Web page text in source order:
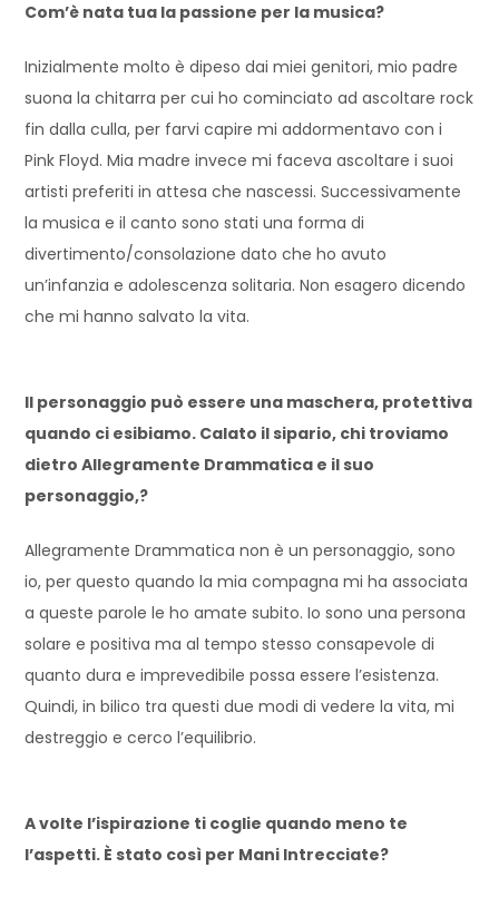
Com’è nata tua la passione per la musica?
Inizialmente molto è dipeso dai miei genitori, mio padre
suona la chitarra per cui ho cominciato ad ascoltare rock
fin dalla culla, per farvi capire mi addormentavo con i
Pink Floyd. Mia madre invece mi faceva ascoltare i suoi
artisti preferiti in attesa che nascessi. Successivamente
la musica e il canto sono stati una forma di
divertimento/consolazione dato che ho avuto
un’infanzia e adolescenza solitaria. Non esagero dicendo
che mi hanno salvato la vita.
Il personaggio può essere una maschera, protettiva
quando ci esibiamo. Calato il sipario, chi troviamo
dietro Allegramente Drammatica e il suo
personaggio,?
Allegramente Drammatica non è un personaggio, sono
io, per questo quando la mia compagna mi ha associata
a queste parole le ho amate subito. Io sono una persona
solare e positiva ma al tempo stesso consapevole di
quanto dura e imprevedibile possa essere l’esistenza.
Quindi, in bilico tra questi due modi di vedere la vita, mi
destreggio e cerco l’equilibrio.
A volte l’ispirazione ti coglie quando meno te
l’aspetti. È stato così per Mani Intrecciate?